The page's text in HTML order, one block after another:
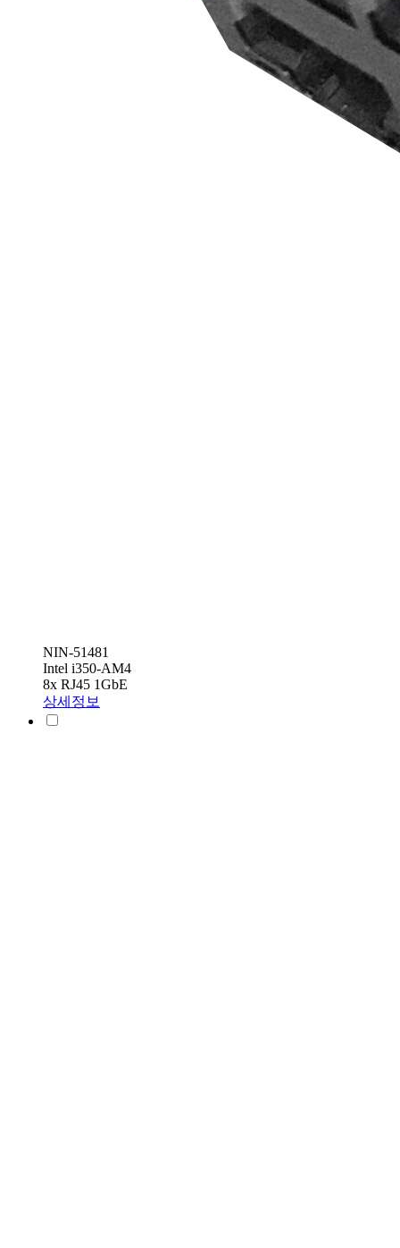
NIN-51481
Intel i350-AM4
8x RJ45 1GbE
상세정보